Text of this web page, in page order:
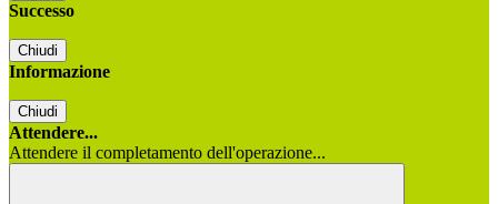
Successo
Chiudi
Informazione
Chiudi
Attendere...
Attendere il completamento dell'operazione...